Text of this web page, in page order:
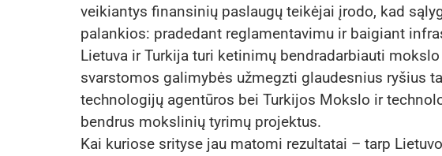
veikiantys finansinių paslaugų teikėjai įrodo, kad
palankios: pradedant reglamentavimu ir baigiant
Lietuva ir Turkija turi ketinimų bendradarbiauti
svarstomos galimybės užmegzti glaudesnius ryšius
technologijų agentūros bei Turkijos Mokslo ir
bendrus mokslinių tyrimų projektus.
Kai kuriose srityse jau matomi rezultatai – tarp